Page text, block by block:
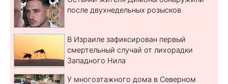
после двухнедельных розысков
В Израиле зафиксирован первый
смертельный случай от лихорадки
Западного Нила
У многоэтажного дома в Северном